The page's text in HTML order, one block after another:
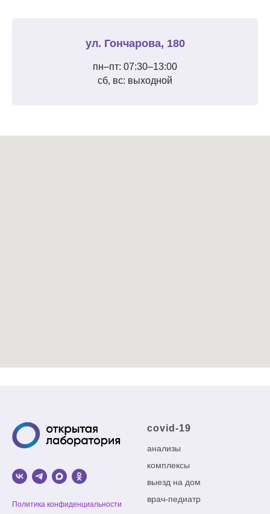
ул. Гончарова, 180
пн–пт: 07:30–13:00
сб, вс: выходной
Политика конфиденциальности
covid-19
анализы
комплексы
выезд на дом
врач-педиатр